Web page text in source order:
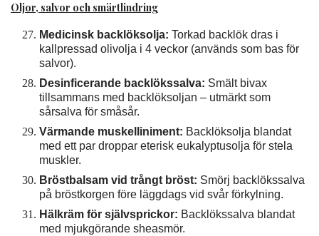
Oljor, salvor och smärtlindring
Medicinsk backlöksolja: Torkad backlök dras i
kallpressad olivolja i 4 veckor (används som bas för
salvor).
Desinficerande backlökssalva: Smält bivax
tillsammans med backlöksoljan – utmärkt som
sårsalva för småsår.
Värmande muskelliniment: Backlöksolja blandat
med ett par droppar eterisk eukalyptusolja för stela
muskler.
Bröstbalsam vid trångt bröst: Smörj backlökssalva
på bröstkorgen före läggdags vid svår förkylning.
Hälkräm för självsprickor: Backlökssalva blandat
med mjukgörande sheasmör.